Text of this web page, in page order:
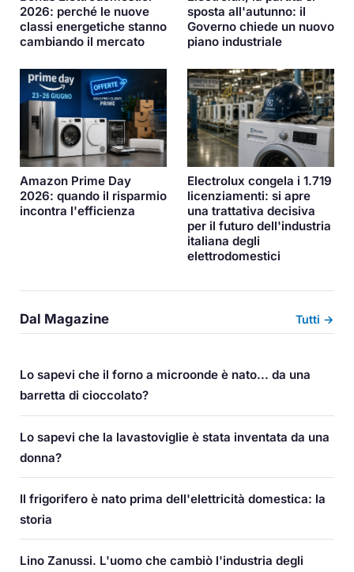
2026: perché le nuove
classi energetiche stanno
cambiando il mercato
sposta all'autunno: il
Governo chiede un nuovo
piano industriale
Amazon Prime Day
2026: quando il risparmio
incontra l'efficienza
Electrolux congela i 1.719
licenziamenti: si apre
una trattativa decisiva
per il futuro dell'industria
italiana degli
elettrodomestici
Dal Magazine Tutti →
Lo sapevi che il forno a microonde è nato... da una
barretta di cioccolato?
Lo sapevi che la lavastoviglie è stata inventata da una
donna?
Il frigorifero è nato prima dell'elettricità domestica: la
storia
Lino Zanussi. L'uomo che cambiò l'industria degli